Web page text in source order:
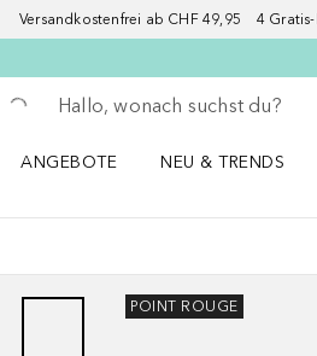
Versandkostenfrei ab CHF 49,95 4
Gehe zurück
Suche ausführen
ANGEBOTE
NEU & TRENDS
POINT ROUGE